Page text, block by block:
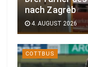
nach Zagreb
4. AUGUST 2026
COTTBUS